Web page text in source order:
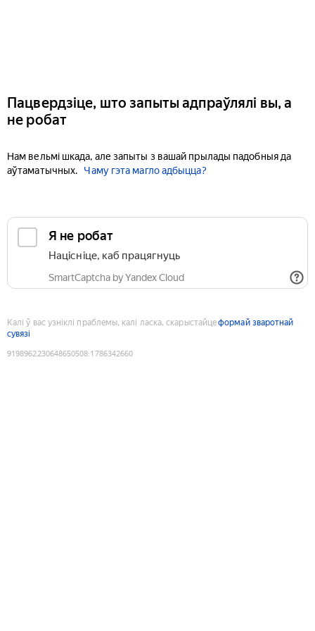
Пацвердзіце, што запыты адпраўлялі вы, а
не робат
Нам вельмі шкада, але запыты з вашай прылады падобныя да
аўтаматычных.
Чаму гэта магло адбыцца?
Я не робат
Націсніце, каб працягнуць
SmartCaptcha by Yandex Cloud
Калі ў вас узніклі праблемы, калі ласка, скарыстайцеформай зваротнай
сувязі
9198962230648650508:1786342660